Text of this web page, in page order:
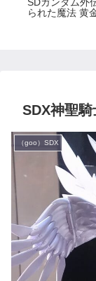
られた魔法 黄
SDX神聖
（goo）SDX